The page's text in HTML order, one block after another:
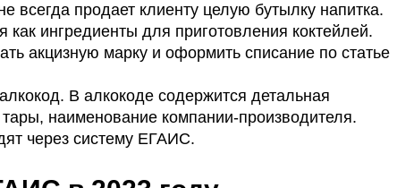
продает клиенту целую бутылку напитка.
ингредиенты для приготовления коктейлей.
акцизную марку и оформить списание по статье
В алкокоде содержится детальная
наименование компании-производителя.
через систему ЕГАИС.